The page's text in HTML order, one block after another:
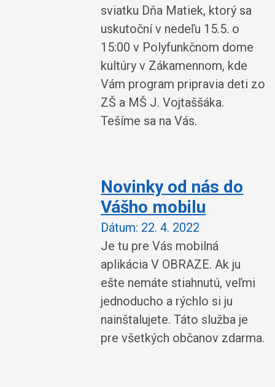
sviatku Dňa Matiek, ktorý sa
uskutoční v nedeľu 15.5. o
15:00 v Polyfunkčnom dome
kultúry v Zákamennom, kde
Vám program pripravia deti zo
ZŠ a MŠ J. Vojtaššáka.
Tešíme sa na Vás.
Novinky od nás do
Vášho mobilu
Dátum: 22. 4. 2022
Je tu pre Vás mobilná
aplikácia V OBRAZE. Ak ju
ešte nemáte stiahnutú, veľmi
jednoducho a rýchlo si ju
nainštalujete. Táto služba je
pre všetkých občanov zdarma.